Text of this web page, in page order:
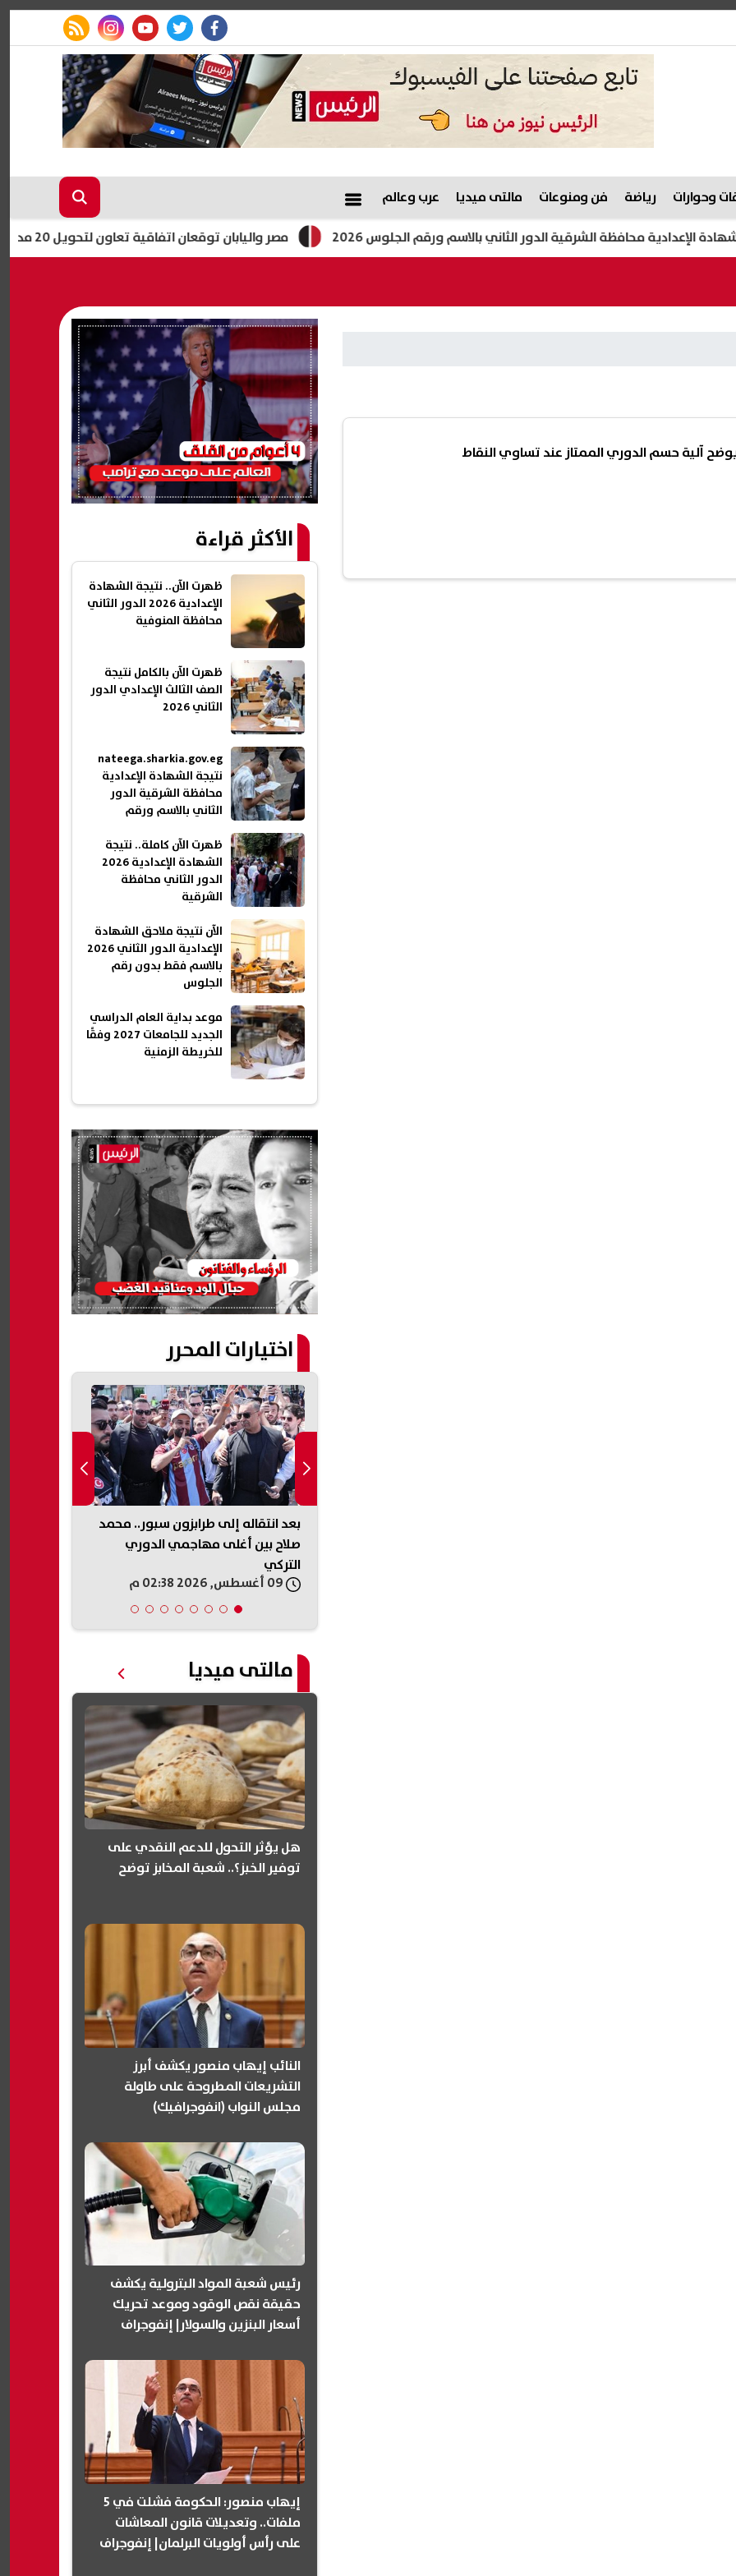
facebook
twitter
youtube
instagram
rss feed
وحوارات رياضة فن ومنوعات مالتى ميديا عرب وعالم
مصر واليابان توقعان اتفاقية تعاون لتحويل 20 مدرسة للتعليم الفني إلى «دولية»
آلية حسم الدوري الممتاز عند تساوي النقاط
الأكثر قراءة
ظهرت الآن.. نتيجة الشهادة
الإعدادية 2026 الدور الثاني
محافظة المنوفية
ظهرت الآن بالكامل نتيجة
الصف الثالث الإعدادي الدور
الثاني 2026
nateega.sharkia.gov.eg
نتيجة الشهادة الإعدادية
محافظة الشرقية الدور
الثاني بالاسم ورقم
ظهرت الآن كاملة.. نتيجة
الشهادة الإعدادية 2026
الدور الثاني محافظة
الشرقية
الآن نتيجة ملاحق الشهادة
الإعدادية الدور الثاني 2026
بالاسم فقط بدون رقم
الجلوس
موعد بداية العام الدراسي
الجديد للجامعات 2027 وفقًا
للخريطة الزمنية
اختيارات المحرر
بعد انتقاله إلى طرابزون سبور.. محمد
صلاح بين أغلى مهاجمي الدوري
التركي
مالتى ميديا
هل يؤثر التحول للدعم النقدي على
توفير الخبز؟.. شعبة المخابز توضح
النائب إيهاب منصور يكشف أبرز
التشريعات المطروحة على طاولة
مجلس النواب (انفوجرافيك)
رئيس شعبة المواد البترولية يكشف
حقيقة نقص الوقود وموعد تحريك
أسعار البنزين والسولار| إنفوجراف
إيهاب منصور: الحكومة فشلت في 5
ملفات.. وتعديلات قانون المعاشات
على رأس أولويات البرلمان| إنفوجراف